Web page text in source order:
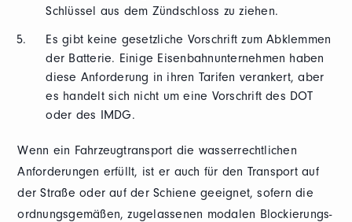
Schlüssel aus dem Zündschloss zu ziehen.
Es gibt keine gesetzliche Vorschrift zum Abklemmen
der Batterie. Einige Eisenbahnunternehmen haben
diese Anforderung in ihren Tarifen verankert, aber
es handelt sich nicht um eine Vorschrift des DOT
oder des IMDG.
Wenn ein Fahrzeugtransport die wasserrechtlichen
Anforderungen erfüllt, ist er auch für den Transport auf
der Straße oder auf der Schiene geeignet, sofern die
ordnungsgemäßen, zugelassenen modalen Blockierungs-